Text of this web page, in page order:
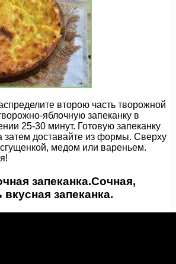
второю часть творожной
яблочную запеканку в
25-30 минут. Готовую запеканку
затем доставайте из формы. Сверху
медом или вареньем.
запеканка.Сочная,
запеканка.